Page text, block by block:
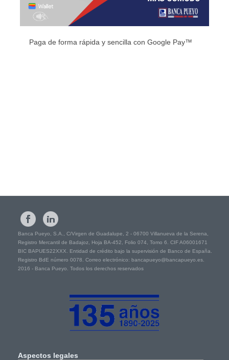
Paga de forma rápida y sencilla con Google Pay™
Banca Pueyo, S.A., C/Virgen de Guadalupe, 2 - 06700 Villanueva de la Serena,
Registro Mercantil de Badajoz, Hoja BA-452, Folio 074, Tomo 6. CIF A06001671
BIC BAPUES22XXX. Entidad de crédito bajo la supervisión de Banco de España.
Registro BdE número 0078. Correo electrónico: bancapueyo@bancapueyo.es.
2016 - Banca Pueyo. Todos los derechos reservados
Aspectos legales